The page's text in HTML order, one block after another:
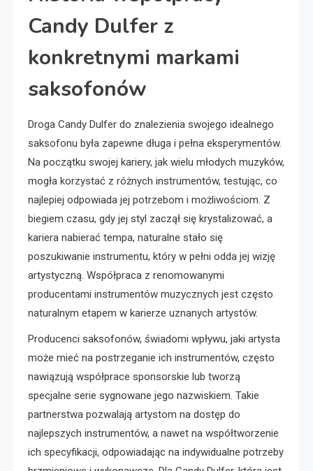
Candy Dulfer z
konkretnymi markami
saksofonów
Droga Candy Dulfer do znalezienia swojego idealnego
saksofonu była zapewne długa i pełna eksperymentów.
Na początku swojej kariery, jak wielu młodych muzyków,
mogła korzystać z różnych instrumentów, testując, co
najlepiej odpowiada jej potrzebom i możliwościom. Z
biegiem czasu, gdy jej styl zaczął się krystalizować, a
kariera nabierać tempa, naturalne stało się
poszukiwanie instrumentu, który w pełni odda jej wizję
artystyczną. Współpraca z renomowanymi
producentami instrumentów muzycznych jest często
naturalnym etapem w karierze uznanych artystów.
Producenci saksofonów, świadomi wpływu, jaki artysta
może mieć na postrzeganie ich instrumentów, często
nawiązują współprace sponsorskie lub tworzą
specjalne serie sygnowane jego nazwiskiem. Takie
partnerstwa pozwalają artystom na dostęp do
najlepszych instrumentów, a nawet na współtworzenie
ich specyfikacji, odpowiadając na indywidualne potrzeby